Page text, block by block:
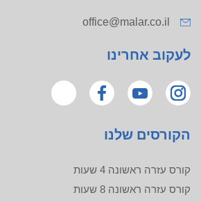
office@malar.co.il
לעקוב אחרינו
הקורסים שלנו
קורס עזרה ראשונה 4 שעות
קורס עזרה ראשונה 8 שעות